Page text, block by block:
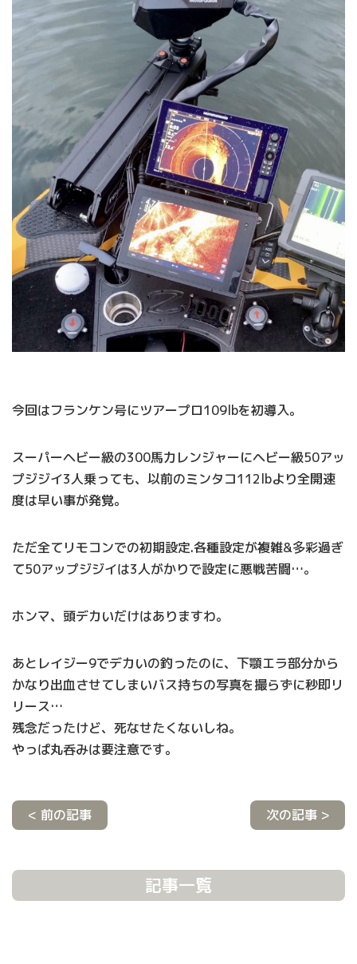
今回はフランケン号にツアープロ109lbを初導入。
スーパーヘビー級の300馬力レンジャーにヘビー級50アッ
プジジイ3人乗っても、以前のミンタコ112lbより全開速
度は早い事が発覚。
ただ全てリモコンでの初期設定.各種設定が複雑&多彩過ぎ
て50アップジジイは3人がかりで設定に悪戦苦闘…。
ホンマ、頭デカいだけはありますわ。
あとレイジー9でデカいの釣ったのに、下顎エラ部分から
かなり出血させてしまいバス持ちの写真を撮らずに秒即リ
リース…
残念だったけど、死なせたくないしね。
やっぱ丸呑みは要注意です。
< 前の記事 次の記事 >
記事一覧